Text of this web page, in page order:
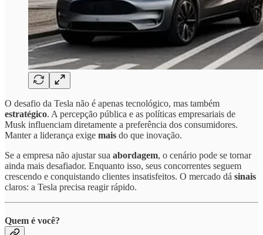
O desafio da Tesla não é apenas tecnológico, mas também
estratégico. A percepção pública e as políticas empresariais de
Musk influenciam diretamente a preferência dos consumidores.
Manter a liderança exige mais do que inovação.
Se a empresa não ajustar sua abordagem, o cenário pode se tornar
ainda mais desafiador. Enquanto isso, seus concorrentes seguem
crescendo e conquistando clientes insatisfeitos. O mercado dá sinais
claros: a Tesla precisa reagir rápido.
Quem é você?